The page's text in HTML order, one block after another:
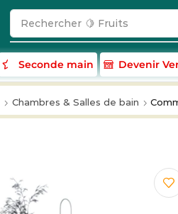
Rechercher 🥛 Milk
Seconde main Devenir
Chambres & Salles de bain